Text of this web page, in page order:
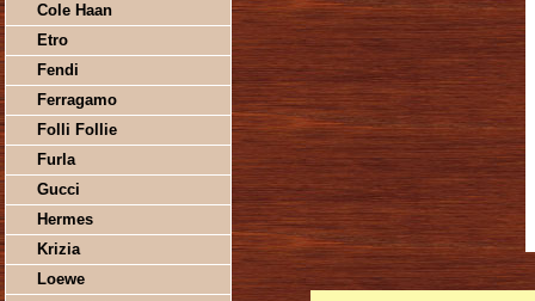
Cole Haan
Etro
Fendi
Ferragamo
Folli Follie
Furla
Gucci
Hermes
Krizia
Loewe